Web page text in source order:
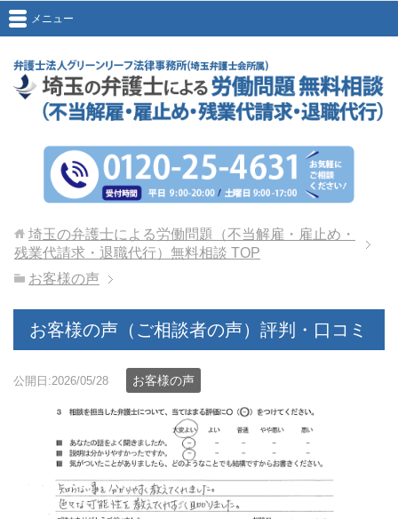
メニュー
埼玉の弁護士による労働問題（不当解雇・雇止め・
残業代請求・退職代行）無料相談 TOP
お客様の声
お客様の声（ご相談者の声）評判・口コミ
公開日:2026/05/28 お客様の声